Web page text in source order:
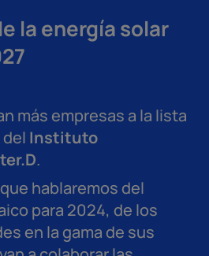
la energía solar
más empresas a la lista
Instituto
.
hablaremos del
para 2024, de los
en la gama de sus